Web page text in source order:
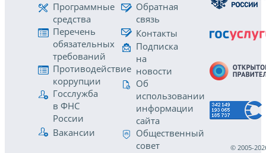
Программные
средства
Перечень
обязательных
требований
Противодействие
коррупции
Госслужба
в ФНС
России
Вакансии
Обратная
связь
Контакты
Подписка
на
новости
Об
использовании
информации
сайта
Общественный
совет
© 2005-